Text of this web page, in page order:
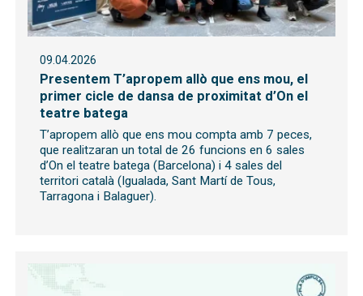
09.04.2026
Presentem T’apropem allò que ens mou, el
primer cicle de dansa de proximitat d’On el
teatre batega
T’apropem allò que ens mou compta amb 7 peces,
que realitzaran un total de 26 funcions en 6 sales
d’On el teatre batega (Barcelona) i 4 sales del
territori català (Igualada, Sant Martí de Tous,
Tarragona i Balaguer).